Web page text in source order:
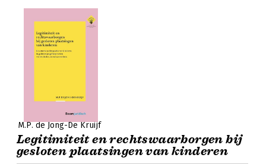
M.P. de Jong-De Kruijf
Legitimiteit en rechtswaarborgen bij
gesloten plaatsingen van kinderen